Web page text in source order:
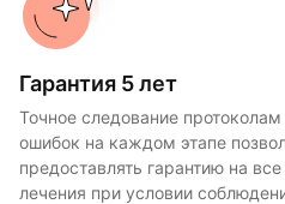
Гарантия 5 лет
Точное следование
ошибок на каждом этапе
предоставлять гарантию на
лечения при условии